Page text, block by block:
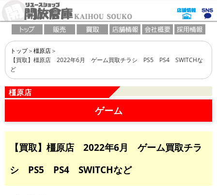
トップ
橿原店
【買取】橿原店 2022年6月 ゲーム買取チラシ PS5 PS4 SWITCHな
ど
橿原店
ゲーム
【買取】橿原店 2022年6月 ゲーム買取チラ
シ PS5 PS4 SWITCHなど